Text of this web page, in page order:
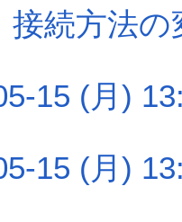
接続方法
15 (月)
15 (月)